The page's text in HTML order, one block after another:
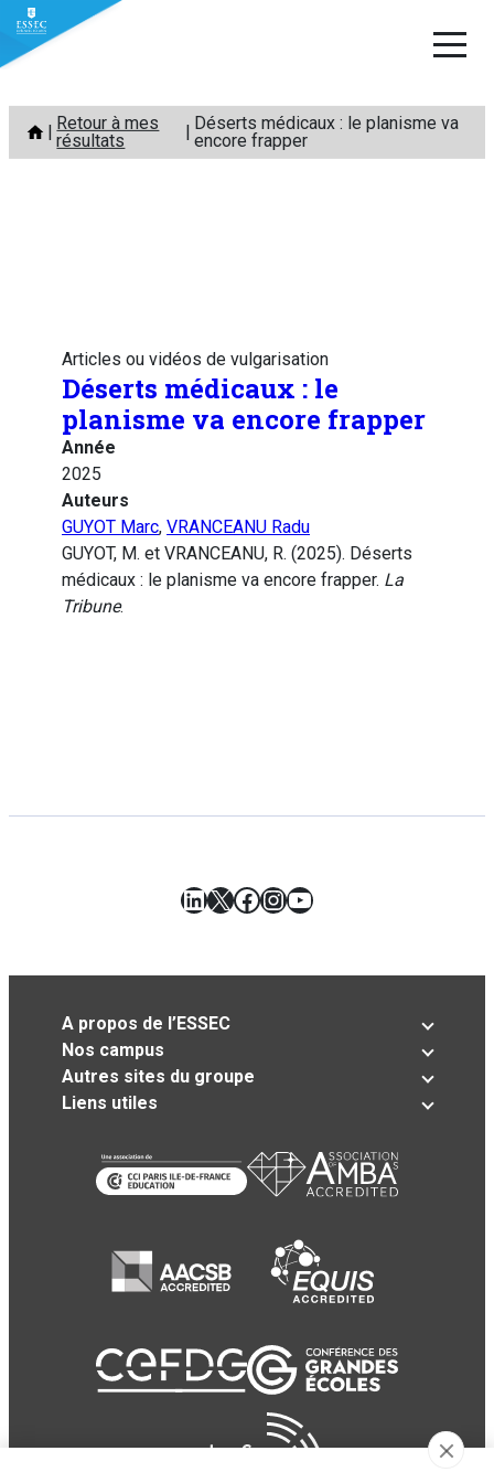
Aller
contenu
Retour à mes
résultats
Déserts médicaux : le planisme va
encore frapper
Articles ou vidéos de vulgarisation
Déserts médicaux : le
planisme va encore frapper
Année
2025
Auteurs
GUYOT Marc, VRANCEANU Radu
GUYOT, M. et VRANCEANU, R. (2025). Déserts
médicaux : le planisme va encore frapper. La
Tribune.
LinkedIn
X Facebook
Instagram
YouTube
A propos de l’ESSEC
Nos campus
Autres sites du groupe
Liens utiles